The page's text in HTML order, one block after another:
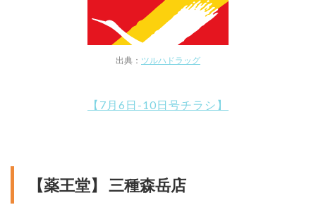
出典： ツルハドラッグ
【7月6日-10日号チラシ】
【薬王堂】 三種森岳店